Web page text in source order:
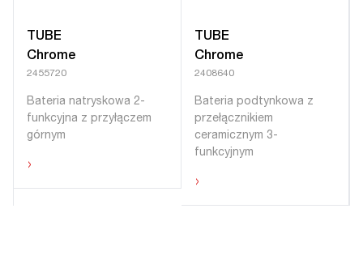
TUBE
Chrome
2455720
Bateria natryskowa 2-
funkcyjna z przyłączem
górnym
›
TUBE
Chrome
2408640
Bateria podtynkowa z
przełącznikiem
ceramicznym 3-
funkcyjnym
›